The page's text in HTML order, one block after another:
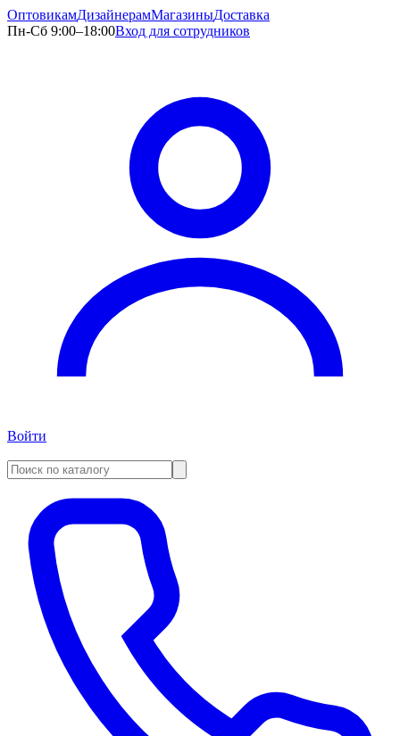
ОптовикамДизайнерамМагазиныДоставка
Пн-Сб 9:00–18:00Вход для сотрудников
Войти